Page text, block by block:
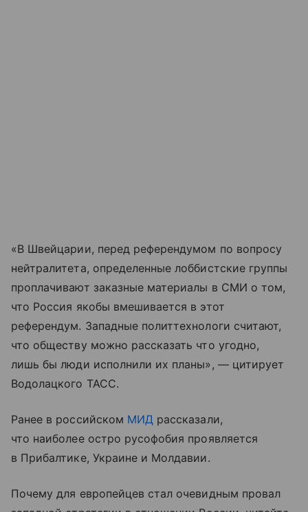
«В Швейцарии, перед референдумом по вопросу
нейтралитета, определенные лоббистские группы
проплачивают заказные материалы в СМИ о том,
что Россия якобы вмешивается в этот
референдум. Западные политтехнологи считают,
что обществу можно рассказать что угодно,
лишь бы люди исполнили их планы», — цитирует
Водолацкого ТАСС.
Ранее в российском МИД рассказали,
что наиболее остро русофобия проявляется
в Прибалтике, Украине и Молдавии.
Почему для европейцев стал очевидным провал